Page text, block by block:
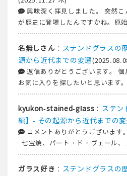
興味深く拝見しました。 突然
が歴史に登場したんですかね。原
名無しさん : ステンドグラスの
源から近代までの変遷
返信ありがとうございます。
お気に入りを探したいと思います
kyukon-stained-glass : ステン
編】- その起源から近代までの
コメントありがとうございます
七宝焼、パート・ド・ヴェール、
ガラス好き : ステンドグラスの